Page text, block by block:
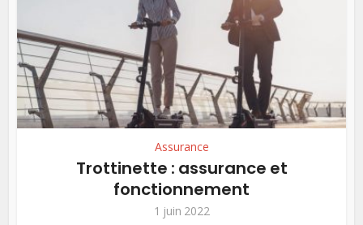
Assurance
Trottinette : assurance et
fonctionnement
1 juin 2022